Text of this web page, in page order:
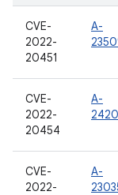
CVE-
2022-
20451
A-
CVE-
2022-
20454
A-
CVE-
2022-
A-